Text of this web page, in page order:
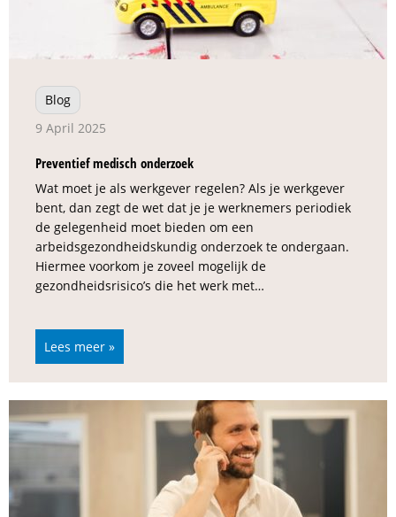
Blog
9 April 2025
Preventief medisch onderzoek
Wat moet je als werkgever regelen? Als je werkgever
bent, dan zegt de wet dat je je werknemers periodiek
de gelegenheid moet bieden om een
arbeidsgezondheidskundig onderzoek te ondergaan.
Hiermee voorkom je zoveel mogelijk de
gezondheidsrisico’s die het werk met…
Lees meer »